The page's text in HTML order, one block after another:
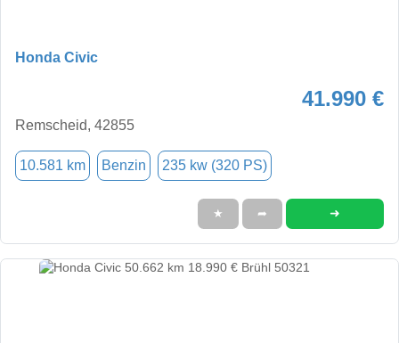
Honda Civic
41.990 €
Remscheid, 42855
10.581 km Benzin 235 kw (320 PS)
★ ➦ ➜